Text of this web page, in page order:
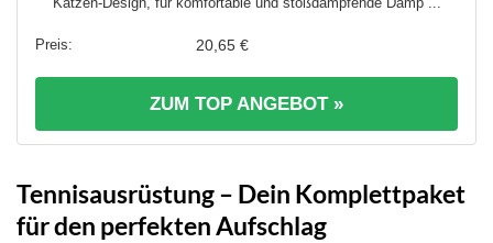
20,65 €
ZUM TOP ANGEBOT »
Tennisausrüstung – Dein Komplettpaket
für den perfekten Aufschlag